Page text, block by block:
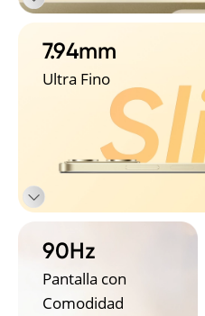
Pantalla con
Comodidad
90Hz
Ultra Fino
7.94mm